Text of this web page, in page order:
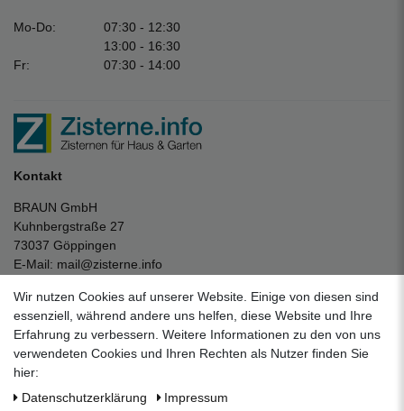
Mo-Do:
07:30 - 12:30
13:00 - 16:30
Fr:
07:30 - 14:00
Kontakt
BRAUN GmbH
Kuhnbergstraße 27
73037 Göppingen
E-Mail: mail@zisterne.info
Unternehmen
Datenschutzerklärung
Impressum
Über uns
Wir nutzen Cookies auf unserer Website. Einige von diesen sind
essenziell, während andere uns helfen, diese Website und Ihre
Erfahrung zu verbessern. Weitere Informationen zu den von uns
verwendeten Cookies und Ihren Rechten als Nutzer finden Sie
hier:
Daten­schutz­erklärung
Impressum